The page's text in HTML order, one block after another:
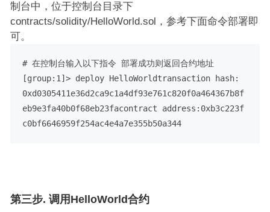
制台中，位于控制台目录下
contracts/solidity/HelloWorld.sol，参考下面命令部署即
可。
# 在控制台输入以下指令 部署成功则返回合约地址
[group:1]> deploy HelloWorldtransaction hash:
0xd0305411e36d2ca9c1a4df93e761c820f0a464367b8f
eb9e3fa40b0f68eb23facontract address:0xb3c223f
c0bf6646959f254ac4e4a7e355b50a344
第三步. 调用HelloWorld合约